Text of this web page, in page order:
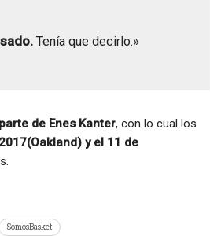
Tenía que decirlo.»
de Enes Kanter, con lo cual los
y el 11 de
SomosBasket